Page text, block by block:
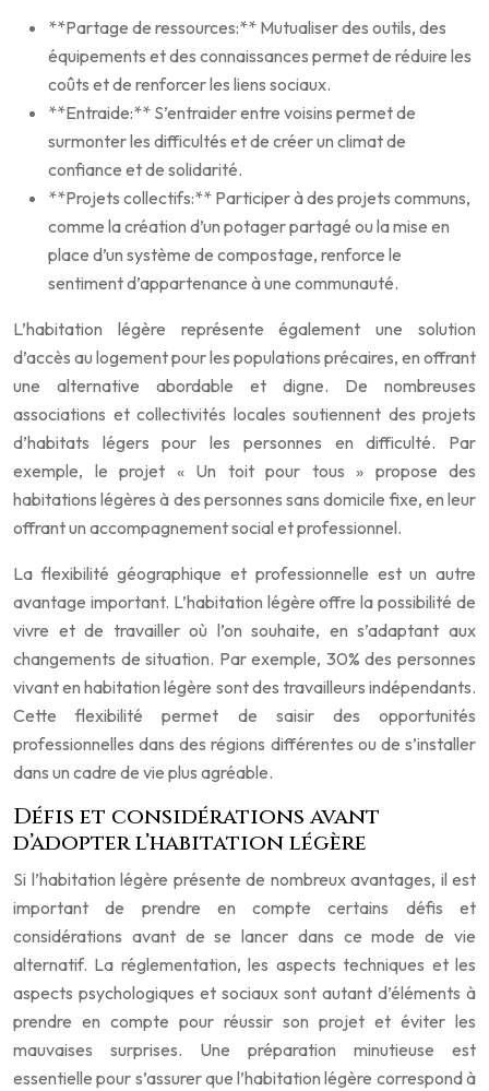
**Partage de ressources:** Mutualiser des outils, des
équipements et des connaissances permet de réduire les
coûts et de renforcer les liens sociaux.
**Entraide:** S’entraider entre voisins permet de
surmonter les difficultés et de créer un climat de
confiance et de solidarité.
**Projets collectifs:** Participer à des projets communs,
comme la création d’un potager partagé ou la mise en
place d’un système de compostage, renforce le
sentiment d’appartenance à une communauté.
L’habitation légère représente également une solution
d’accès au logement pour les populations précaires, en offrant
une alternative abordable et digne. De nombreuses
associations et collectivités locales soutiennent des projets
d’habitats légers pour les personnes en difficulté. Par
exemple, le projet « Un toit pour tous » propose des
habitations légères à des personnes sans domicile fixe, en leur
offrant un accompagnement social et professionnel.
La flexibilité géographique et professionnelle est un autre
avantage important. L’habitation légère offre la possibilité de
vivre et de travailler où l’on souhaite, en s’adaptant aux
changements de situation. Par exemple, 30% des personnes
vivant en habitation légère sont des travailleurs indépendants.
Cette flexibilité permet de saisir des opportunités
professionnelles dans des régions différentes ou de s’installer
dans un cadre de vie plus agréable.
Défis et considérations avant
d’adopter l’habitation légère
Si l’habitation légère présente de nombreux avantages, il est
important de prendre en compte certains défis et
considérations avant de se lancer dans ce mode de vie
alternatif. La réglementation, les aspects techniques et les
aspects psychologiques et sociaux sont autant d’éléments à
prendre en compte pour réussir son projet et éviter les
mauvaises surprises. Une préparation minutieuse est
essentielle pour s’assurer que l’habitation légère correspond à